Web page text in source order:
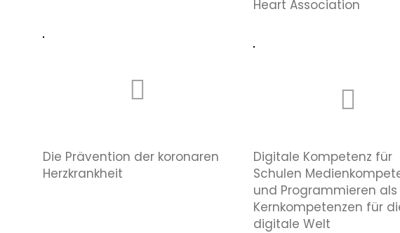
Heart Association
Die Prävention der koronaren
Herzkrankheit
Digitale Kompetenz für
Schulen
und Programmieren als
Kernkompetenzen für
digitale Welt